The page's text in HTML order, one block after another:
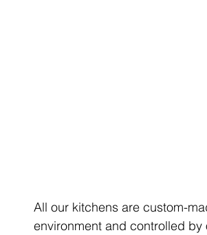
All our kitchens are custom-
environment and controlled